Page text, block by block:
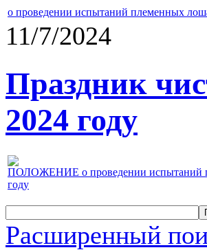
о проведении испытаний племенных
11/7/2024
Праздник
2024 году
ПОЛОЖЕНИЕ о проведении испытаний
году
Расширенный